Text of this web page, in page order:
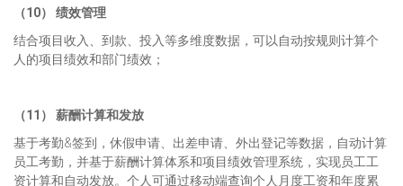
（10） 绩效管理
结合项目收入、到款、投入等多维度数据，可以自动按规则计算个
人的项目绩效和部门绩效；
（11） 薪酬计算和发放
基于考勤&签到，休假申请、出差申请、外出登记等数据，自动计算
员工考勤，并基于薪酬计算体系和项目绩效管理系统，实现员工工
资计算和自动发放。个人可通过移动端查询个人月度工资和年度累